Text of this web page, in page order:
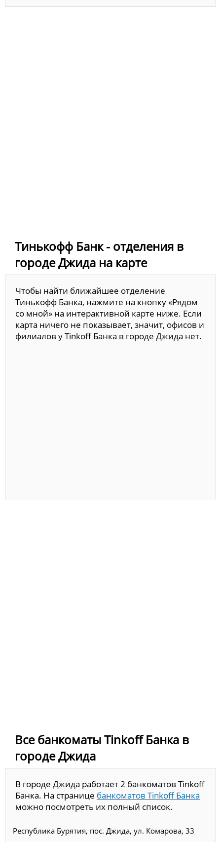
Тинькофф Банк - отделения в
городе Джида на карте
Чтобы найти ближайшее отделение
Тинькофф Банка, нажмите на кнопку «Рядом
со мной» на интерактивной карте ниже. Если
карта ничего не показывает, значит, офисов и
филиалов у Tinkoff Банка в городе Джида нет.
Все банкоматы Tinkoff Банка в
городе Джида
В городе Джида работает 2 банкоматов Tinkoff
Банка. На странице банкоматов Tinkoff Банка
можно посмотреть их полный список.
Республика Бурятия, пос. Джида, ул. Комарова, 33